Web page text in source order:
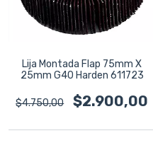
Lija Montada Flap 75mm X
25mm G40 Harden 611723
$4.750,00 $2.900,00